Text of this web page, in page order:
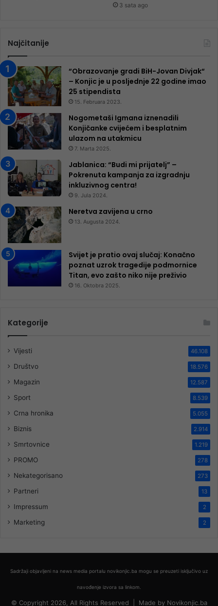
3 sata ago
Najčitanije
“Obrazovanje gradi BiH-Jovan Divjak“
– Konjic je u posljednje 22 godine imao
25 ​​stipendista
15. Februara 2023.
Nogometaši Igmana iznenadili
Konjičanke cvijećem i besplatnim
ulazom na utakmicu
7. Marta 2025.
Jablanica: “Budi mi prijatelj” –
Pokrenuta kampanja za izgradnju
inkluzivnog centra!
9. Jula 2024.
Neretva zavijena u crno
13. Augusta 2024.
Svijet je pratio ovaj slučaj: Konačno
poznat uzrok tragedije podmornice
Titan, evo zašto niko nije preživio
16. Oktobra 2025.
Kategorije
Vijesti 46.108
Društvo 18.576
Magazin 12.587
Sport 8.539
Crna hronika 5.055
Biznis 2.914
Smrtovnice 1.219
PROMO 278
Nekategorisano 273
Partneri 13
Impressum 2
Marketing 2
Sadržaji objavljeni na news media portalu novikonjic.ba mogu se preuzeti isključivo uz
navođenje izvora sa linkom.
© Copyright 2026, All Rights Reserved | Made by Novikonjic.ba